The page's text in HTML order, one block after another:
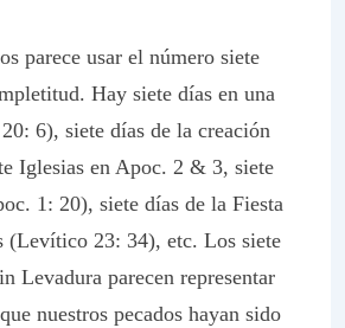
parece usar el número siete
Hay siete días en una
6), siete días de la creación
Iglesias en Apoc. 2 & 3, siete
1: 20), siete días de la Fiesta
(Levítico 23: 34), etc. Los siete
Levadura parecen representar
nuestros pecados hayan sido